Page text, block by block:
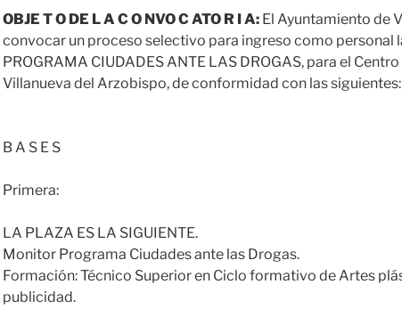
OBJE T O DE L A C O NVO C ATO R I A: El Ayuntamiento de
convocar un proceso selectivo para ingreso como personal
PROGRAMA CIUDADES ANTE LAS DROGAS, para el
Villanueva del Arzobispo, de conformidad con las siguientes:
B A S E S
Primera:
LA PLAZA ES LA SIGUIENTE.
Monitor Programa Ciudades ante las Drogas.
Formación: Técnico Superior en Ciclo formativo de Artes
publicidad.